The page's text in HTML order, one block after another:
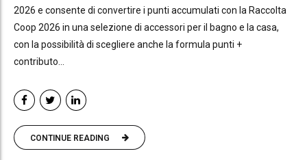
2026 e consente di convertire i punti accumulati con la Raccolta
Coop 2026 in una selezione di accessori per il bagno e la casa,
con la possibilità di scegliere anche la formula punti +
contributo...
CONTINUE READING